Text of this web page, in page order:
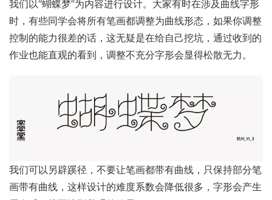
我们以“蝴蝶梦”为内容进行设计。大家有时在涉及曲线字形
时，有些同学会将所有笔画都调整为曲线形态，如果你调整
控制的能力很差的话，这无疑是在给自己挖坑，通过收到的
作业也能直观的看到，调整不充分字形会显得松散无力。
我们可以另辟蹊径，不要让笔画都带有曲线，只保持部分笔
画带有曲线，这样设计的难度系数会降低很多，字形会产生